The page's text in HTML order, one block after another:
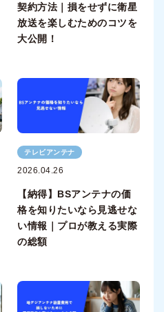
契約方法｜損をせずに衛星
放送を楽しむためのコツを
大公開！
テレビアンテナ
2026.04.26
【納得】BSアンテナの価
格を知りたいなら見逃せな
い情報｜プロが教える実際
の総額